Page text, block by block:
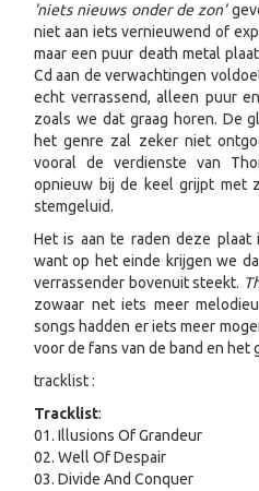
'niets nieuws onder de zon'
niet aan iets vernieuwend of
maar een puur death metal
Cd aan de verwachtingen
echt verrassend, alleen puur
zoals we dat graag horen. De
het genre zal zeker niet
vooral de verdienste van
opnieuw bij de keel grijpt met
stemgeluid.
Het is aan te raden deze
want op het einde krijgen we
verrassender bovenuit steekt.
zowaar net iets meer
songs hadden er iets meer
voor de fans van de band en het
tracklist :
Tracklist:
01. Illusions Of Grandeur
02. Well Of Despair
03. Divide And Conquer